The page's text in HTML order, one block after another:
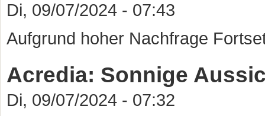
Di, 09/07/2024 - 07:43
Aufgrund hoher Nachfrage
Acredia: Sonnige
Di, 09/07/2024 - 07:32